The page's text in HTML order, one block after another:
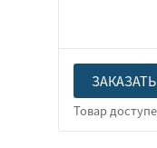
ЗАКАЗАТЬ